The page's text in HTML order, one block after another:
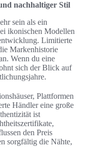
nachhaltiger Stil
sein als ein
ikonischen Modellen
Limitierte
Markenhistorie
Wenn du eine
sich der Blick auf
Plattformen
Händler eine große
ist
den Preis
sorgfältig die Nähte,